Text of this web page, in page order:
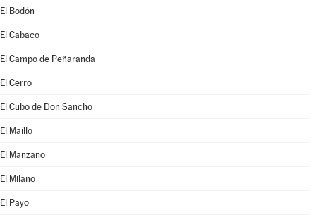
El Bodón
El Cabaco
El Campo de Peñaranda
El Cerro
El Cubo de Don Sancho
El Maíllo
El Manzano
El Milano
El Payo